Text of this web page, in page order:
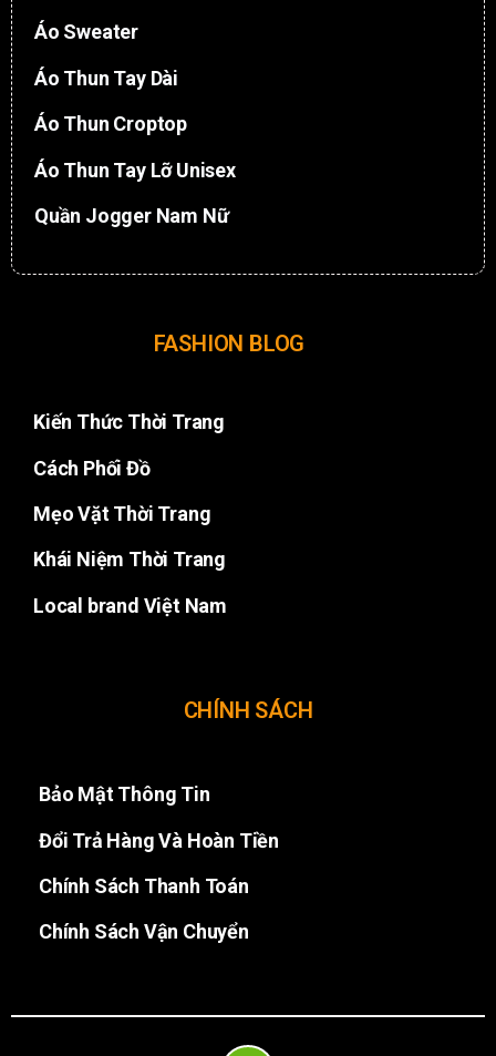
Áo Sweater
Áo Thun Tay Dài
Áo Thun Croptop
Áo Thun Tay Lỡ Unisex
Quần Jogger Nam Nữ
FASHION BLOG
Kiến Thức Thời Trang
Cách Phối Đồ
Mẹo Vặt Thời Trang
Khái Niệm Thời Trang
Local brand Việt Nam
CHÍNH SÁCH
Bảo Mật Thông Tin
Đổi Trả Hàng Và Hoàn Tiền
Chính Sách Thanh Toán
Chính Sách Vận Chuyển